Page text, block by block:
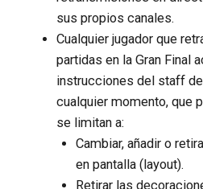
sus propios canales.
Cualquier jugador que
partidas en la Gran Final
instrucciones del staff
cualquier momento, que
se limitan a:
Cambiar, añadir o
en pantalla (layout).
Retirar las